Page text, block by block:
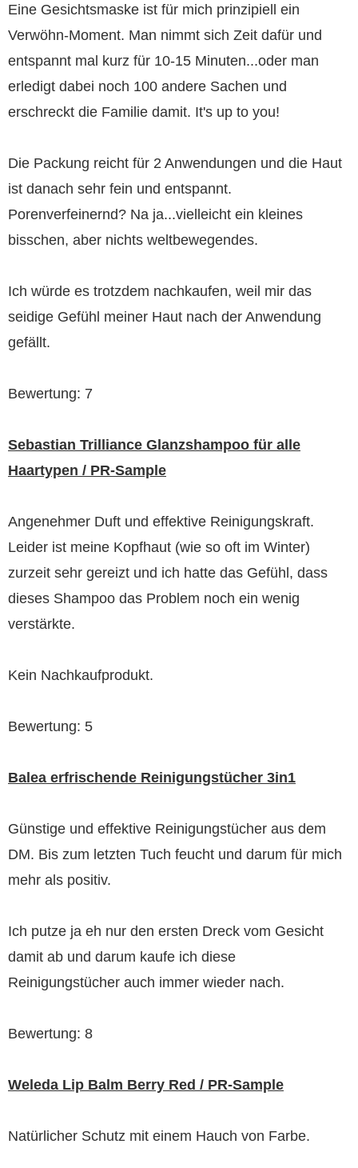
Eine Gesichtsmaske ist für mich prinzipiell ein
Verwöhn-Moment. Man nimmt sich Zeit dafür und
entspannt mal kurz für 10-15 Minuten...oder man
erledigt dabei noch 100 andere Sachen und
erschreckt die Familie damit. It's up to you!
Die Packung reicht für 2 Anwendungen und die Haut
ist danach sehr fein und entspannt.
Porenverfeinernd? Na ja...vielleicht ein kleines
bisschen, aber nichts weltbewegendes.
Ich würde es trotzdem nachkaufen, weil mir das
seidige Gefühl meiner Haut nach der Anwendung
gefällt.
Bewertung: 7
Sebastian Trilliance Glanzshampoo für alle
Haartypen / PR-Sample
Angenehmer Duft und effektive Reinigungskraft.
Leider ist meine Kopfhaut (wie so oft im Winter)
zurzeit sehr gereizt und ich hatte das Gefühl, dass
dieses Shampoo das Problem noch ein wenig
verstärkte.
Kein Nachkaufprodukt.
Bewertung: 5
Balea erfrischende Reinigungstücher 3in1
Günstige und effektive Reinigungstücher aus dem
DM. Bis zum letzten Tuch feucht und darum für mich
mehr als positiv.
Ich putze ja eh nur den ersten Dreck vom Gesicht
damit ab und darum kaufe ich diese
Reinigungstücher auch immer wieder nach.
Bewertung: 8
Weleda Lip Balm Berry Red / PR-Sample
Natürlicher Schutz mit einem Hauch von Farbe.